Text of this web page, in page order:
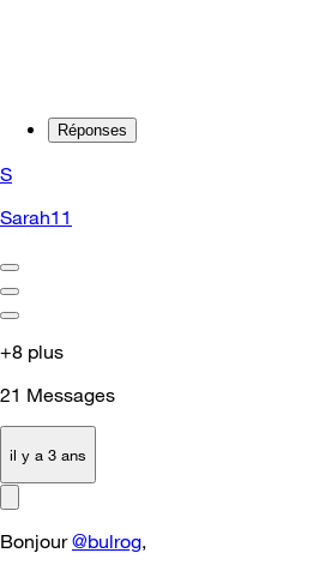
Réponses
S
Sarah11
+8 plus
21 Messages
il y a 3 ans
Bonjour@bulrog,